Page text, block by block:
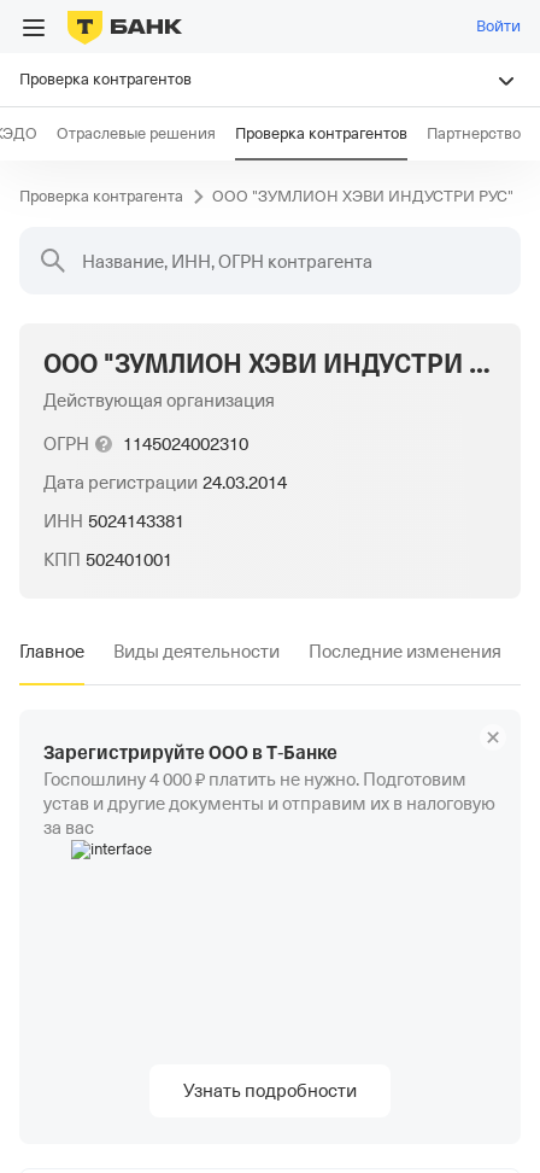
Войти
Проверка контрагентов
Отраслевые решения Проверка контрагентов Партнерство
Проверка контрагента ООО "ЗУМЛИОН ХЭВИ ИНДУСТРИ РУС"
Название, ИНН, ОГРН контрагента
ООО "ЗУМЛИОН ХЭВИ ИНДУСТРИ РУС"
Действующая организация
ОГРН
1145024002310
Дата регистрации 24.03.2014
ИНН 5024143381
КПП 502401001
Главное Виды деятельности Последние изменения
Зарегистрируйте ООО в Т‑Банке
Госпошлину 4 000 ₽ платить не нужно. Подготовим
устав и другие документы и отправим их в налоговую
за вас
Узнать подробности